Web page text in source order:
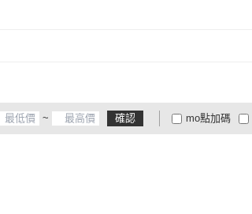
~ 確認 mo點加碼
大家電安心配